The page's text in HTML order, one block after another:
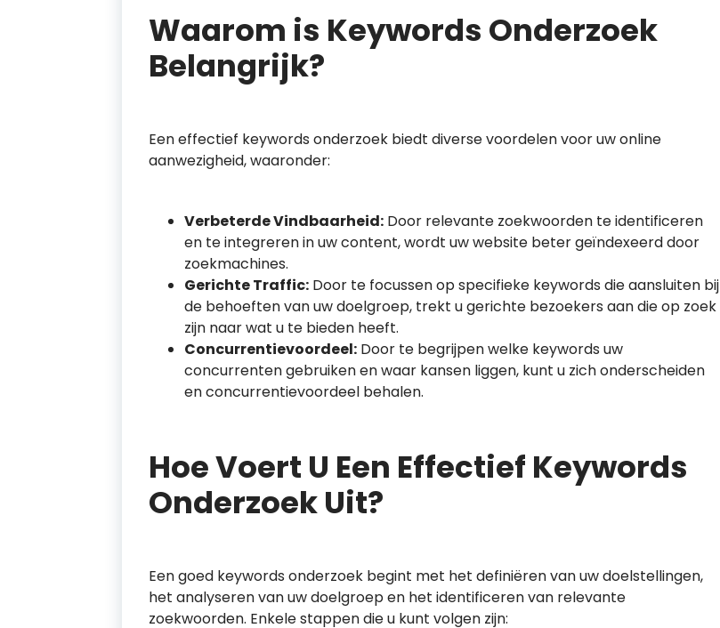
Waarom is Keywords Onderzoek
Belangrijk?
Een effectief keywords onderzoek biedt diverse voordelen voor uw online
aanwezigheid, waaronder:
Verbeterde Vindbaarheid: Door relevante zoekwoorden te identificeren
en te integreren in uw content, wordt uw website beter geïndexeerd door
zoekmachines.
Gerichte Traffic: Door te focussen op specifieke keywords die aansluiten bij
de behoeften van uw doelgroep, trekt u gerichte bezoekers aan die op zoek
zijn naar wat u te bieden heeft.
Concurrentievoordeel: Door te begrijpen welke keywords uw
concurrenten gebruiken en waar kansen liggen, kunt u zich onderscheiden
en concurrentievoordeel behalen.
Hoe Voert U Een Effectief Keywords
Onderzoek Uit?
Een goed keywords onderzoek begint met het definiëren van uw doelstellingen,
het analyseren van uw doelgroep en het identificeren van relevante
zoekwoorden. Enkele stappen die u kunt volgen zijn: